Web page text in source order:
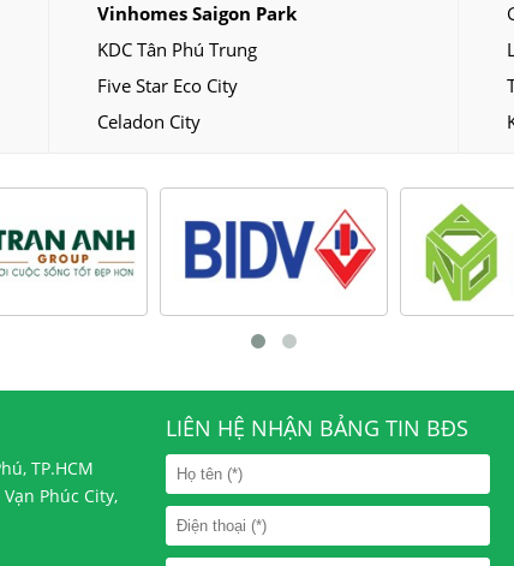
Vinhomes Saigon Park
KDC Tân Phú Trung
Five Star Eco City
Celadon City
TP.HCM
Phúc City,
LIÊN HỆ NHẬN BẢNG TIN BĐS